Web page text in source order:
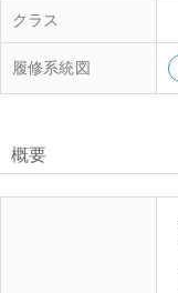
クラス
履修系統図
概要